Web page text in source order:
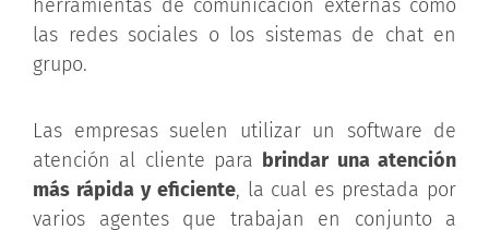
herramientas de comunicación externas como
las redes sociales o los sistemas de chat en
grupo.
Las empresas suelen utilizar un software de
atención al cliente para brindar una atención
más rápida y eficiente, la cual es prestada por
varios agentes que trabajan en conjunto a